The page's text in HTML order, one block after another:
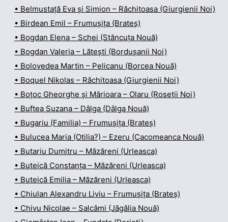
• Belmustață Eva și Simion – Răchitoasa (Giurgienii Noi)
• Birdean Emil – Frumușița (Brateș)
• Bogdan Elena – Schei (Stăncuța Nouă)
• Bogdan Valeria – Lătești (Bordușanii Noi)
• Bolovedea Martin – Pelicanu (Borcea Nouă)
• Boquel Nikolas – Răchitoasa (Giurgienii Noi)
• Boțoc Gheorghe și Mărioara – Olaru (Roseții Noi)
• Buftea Suzana – Dâlga (Dâlga Nouă)
• Bugariu (Familia) – Frumușița (Brateș)
• Bulucea Maria (Otilia?) – Ezeru (Cacomeanca Nouă)
• Butariu Dumitru – Măzăreni (Urleasca)
• Buteică Constanța – Măzăreni (Urleasca)
• Buteică Emilia – Măzăreni (Urleasca)
• Chiulan Alexandru Liviu – Frumușița (Brateș)
• Chivu Nicolae – Salcâmi (Jăgălia Nouă)